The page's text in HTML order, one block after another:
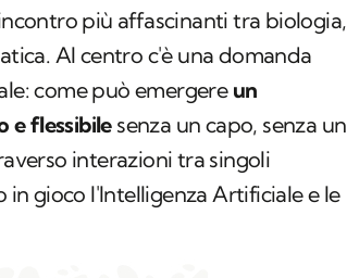
più affascinanti tra biologia,
Al centro c'è una domanda
come può emergere un
e flessibilesenza un capo, senza un
interazioni tra singoli
in gioco l'Intelligenza Artificiale e le